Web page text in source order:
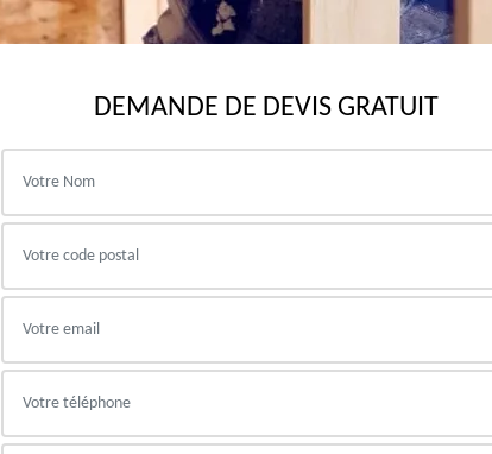
DEMANDE DE DEVIS GRATUIT